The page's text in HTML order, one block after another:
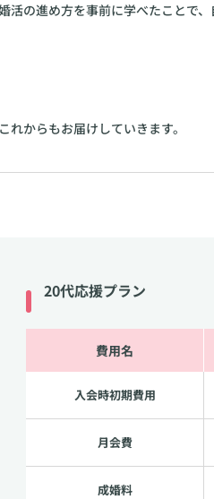
の進め方を事前に学べたことで
からもお届けしていきます。
20代応援プラン
費用名
入会時初期費用
月会費
成婚料